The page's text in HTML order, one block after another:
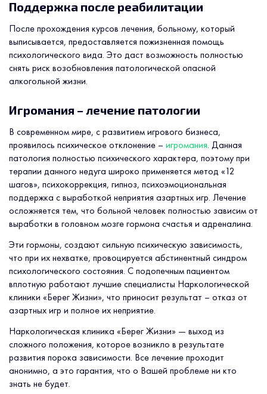
Поддержка после реабилитации
После прохождения курсов лечения, больному, который
выписывается, предоставляется пожизненная помощь
психологического вида. Это даст возможность полностью
снять риск возобновления патологической опасной
алкогольной жизни.
Игромания – лечение патологии
В современном мире, с развитием игрового бизнеса,
проявилось психическое отклонение – игромания. Данная
патология полностью психического характера, поэтому при
терапии данного недуга широко применяется метод «12
шагов», психокоррекция, гипноз, психоэмоциональная
поддержка с выработкой неприятия азартных игр. Лечение
осложняется тем, что больной человек полностью зависим от
выработки в головном мозге гормона счастья и адреналина.
Эти гормоны, создают сильную психическую зависимость,
что при их нехватке, провоцируется абстинентный синдром
психологического состояния. С подопечным пациентом
вплотную работают лучшие специалисты Наркологической
клиники «Берег Жизни», что приносит результат – отказ от
азартных игр и полное их неприятие.
Наркологическая клиника «Берег Жизни» — выход из
сложного положения, которое возникло в результате
развития порока зависимости. Все лечение проходит
анонимно, а это гарантия, что о Вашей проблеме ни кто
знать не будет.